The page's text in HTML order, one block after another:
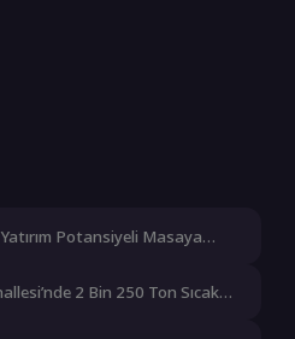
Potansiyeli Masaya
2 Bin 250 Ton Sıcak